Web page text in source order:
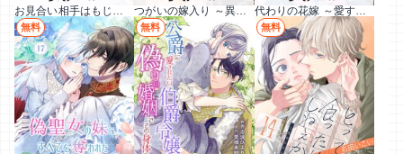
お見合い相手はもじゃもじゃニート つがいの嫁入り ～異形の巫女は朱雀の当主に愛される～ 代わりの花嫁 ～愛する人と、姉の代わりに結婚します～
無料 無料 無料